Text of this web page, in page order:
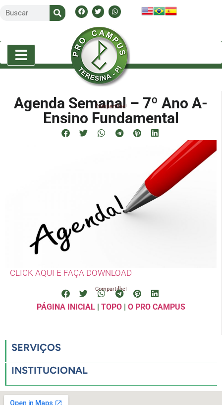
Agenda Semanal – 7º Ano A-
Ensino Fundamental
Compartilhe!
CLICK AQUI E FAÇA DOWNLOAD
Compartilhe!
PÁGINA INICIAL| TOPO| O PRO CAMPUS
SERVIÇOS
INSTITUCIONAL